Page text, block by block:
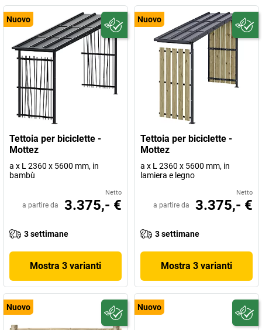
Nuovo
Tettoia per biciclette -
Mottez
a x L 2360 x 5600 mm, in
bambù
Netto
a partire da 3.375,- €
3 settimane
Mostra 3 varianti
Nuovo
Tettoia per biciclette -
Mottez
a x L 2360 x 5600 mm, in
lamiera e legno
Netto
a partire da 3.375,- €
3 settimane
Mostra 3 varianti
Nuovo Nuovo